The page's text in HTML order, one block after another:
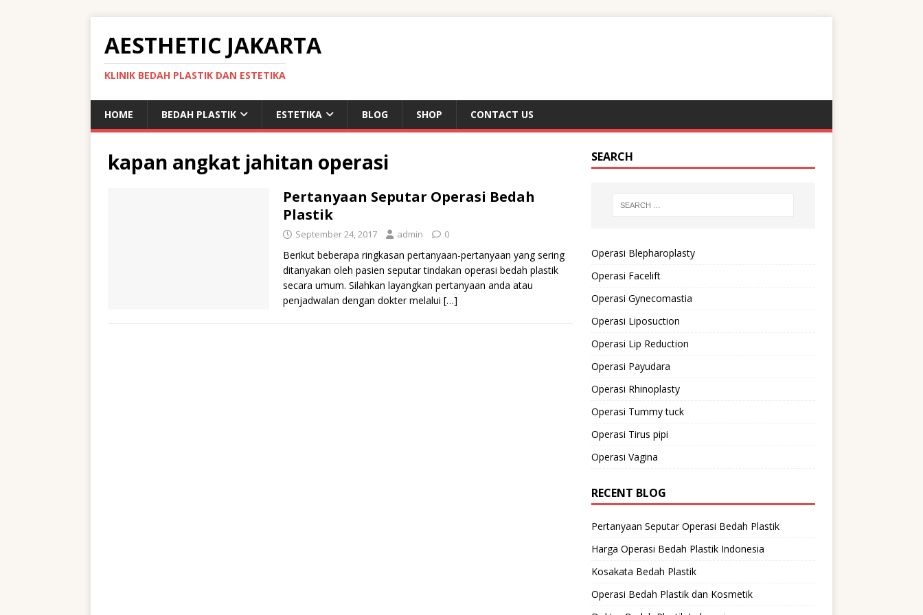
AESTHETIC JAKARTA
KLINIK BEDAH PLASTIK DAN ESTETIKA
HOME BEDAH PLASTIK ESTETIKA BLOG SHOP CONTACT US
kapan angkat jahitan operasi
Pertanyaan Seputar Operasi Bedah
Plastik
September 24, 2017 admin 0
Berikut beberapa ringkasan pertanyaan-pertanyaan yang sering
ditanyakan oleh pasien seputar tindakan operasi bedah plastik
secara umum. Silahkan layangkan pertanyaan anda atau
penjadwalan dengan dokter melalui […]
SEARCH
Operasi Blepharoplasty
Operasi Facelift
Operasi Gynecomastia
Operasi Liposuction
Operasi Lip Reduction
Operasi Payudara
Operasi Rhinoplasty
Operasi Tummy tuck
Operasi Tirus pipi
Operasi Vagina
RECENT BLOG
Pertanyaan Seputar Operasi Bedah Plastik
Harga Operasi Bedah Plastik Indonesia
Kosakata Bedah Plastik
Operasi Bedah Plastik dan Kosmetik